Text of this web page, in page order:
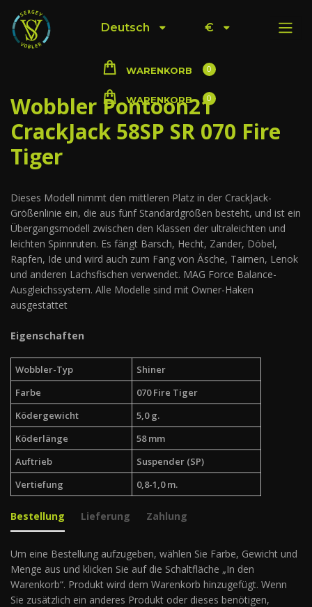
Deutsch €
WARENKORB 0
WARENKORB 0
Wobbler Pontoon21
CrackJack 58SP SR 070 Fire
Tiger
Dieses Modell nimmt den mittleren Platz in der CrackJack-
Größenlinie ein, die aus fünf Standardgrößen besteht, und ist ein
Übergangsmodell zwischen den Klassen der ultraleichten und
leichten Spinnruten. Es fängt Barsch, Hecht, Zander, Döbel,
Rapfen, Ide und wird auch zum Fang von Äsche, Taimen, Lenok
und anderen Lachsfischen verwendet. MAG Force Balance-
Ausgleichssystem. Alle Modelle sind mit Owner-Haken
ausgestattet
Eigenschaften
Wobbler-Typ
Shiner
Farbe
070 Fire Tiger
Ködergewicht
5,0 g.
Köderlänge
58 mm
Auftrieb
Suspender (SP)
Vertiefung
0,8-1,0 m.
Bestellung Lieferung Zahlung
Um eine Bestellung aufzugeben, wählen Sie Farbe, Gewicht und
Menge aus und klicken Sie auf die Schaltfläche „In den
Warenkorb“. Produkt wird dem Warenkorb hinzugefügt. Wenn
Sie zusätzlich ein anderes Produkt oder dieses benötigen,